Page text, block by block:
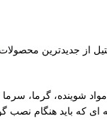
از جدیدترین محصولات
ای که باید هنگام